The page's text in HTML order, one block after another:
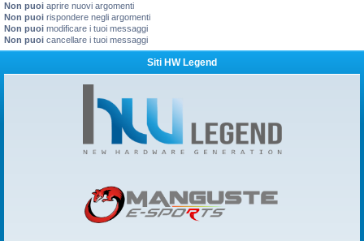
Non puoi aprire nuovi argomenti
Non puoi rispondere negli argomenti
Non puoi modificare i tuoi messaggi
Non puoi cancellare i tuoi messaggi
Siti HW Legend